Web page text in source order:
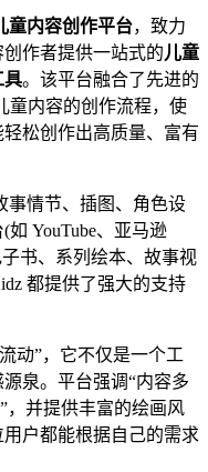
童内容创作平台，致力
作者提供一站式的儿童
具。该平台融合了先进的
童内容的创作流程，使
松创作出高质量、富有
事情节、插图、角色设
YouTube、亚马逊
书、系列绘本、故事视
都提供了强大的支持
动”，它不仅是一个工
泉。平台强调“内容多
，并提供丰富的绘画风
户都能根据自己的需求